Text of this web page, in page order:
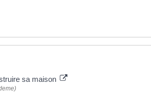
sa maison